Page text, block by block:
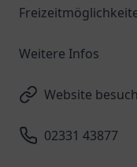
Weitere Infos
Website
02331 43877